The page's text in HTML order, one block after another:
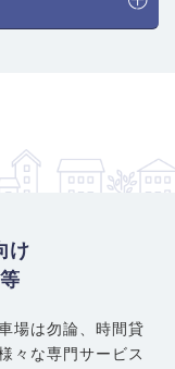
け
場は勿論、 時間貸
々な専門サービス